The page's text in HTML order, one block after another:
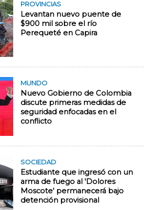
PROVINCIAS
Levantan nuevo puente de
$900 mil sobre el río
Perequeté en Capira
MUNDO
Nuevo Gobierno de Colombia
discute primeras medidas de
seguridad enfocadas en el
conflicto
SOCIEDAD
Estudiante que ingresó con un
arma de fuego al 'Dolores
Moscote' permanecerá bajo
detención provisional